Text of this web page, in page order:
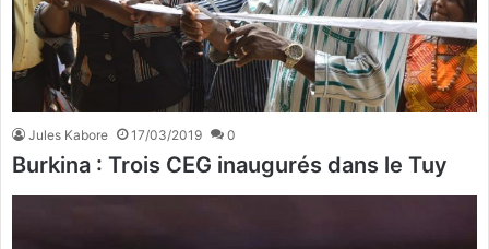
Jules Kabore 17/03/2019 0
Burkina : Trois CEG inaugurés dans le Tuy